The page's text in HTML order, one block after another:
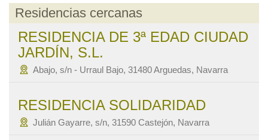
Residencias cercanas
RESIDENCIA DE 3ª EDAD CIUDAD
JARDÍN, S.L.
Abajo, s/n - Urraul Bajo, 31480 Arguedas, Navarra
RESIDENCIA SOLIDARIDAD
Julián Gayarre, s/n, 31590 Castejón, Navarra